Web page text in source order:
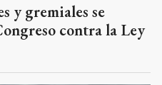
y gremiales se
contra la Ley